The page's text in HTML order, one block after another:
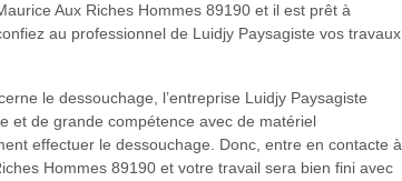
Aux Riches Hommes 89190 et il est prêt à
au professionnel de Luidjy Paysagiste vos travaux
le dessouchage, l’entreprise Luidjy Paysagiste
et de grande compétence avec de matériel
effectuer le dessouchage. Donc, entre en contacte à
Hommes 89190 et votre travail sera bien fini avec